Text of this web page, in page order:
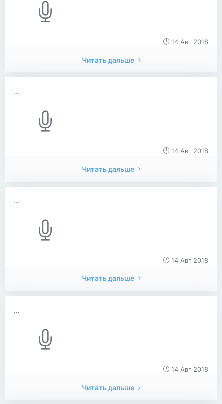
14 Авг 2018
Читать дальше
...
14 Авг 2018
Читать дальше
...
14 Авг 2018
Читать дальше
...
14 Авг 2018
Читать дальше